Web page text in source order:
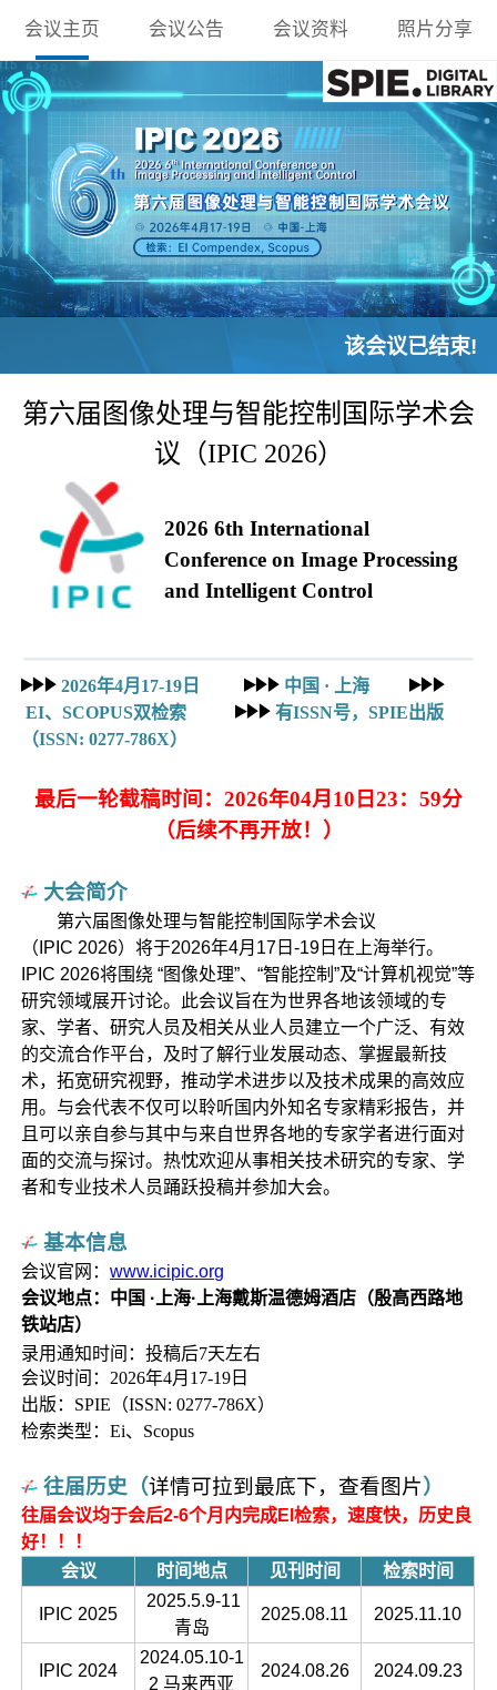
会议主页 会议公告 会议资料 照片分享
该会议已结束!
第六届图像处理与智能控制国际学术会
议（IPIC 2026）
2026 6th International
Conference on Image Processing
and Intelligent Control
2026年4月17-19日 中国 · 上海
EI、SCOPUS双检索
有ISSN号，SPIE出版
（ISSN: 0277-786X）
最后一轮截稿时间：2026年04月10日23：59分
（后续不再开放！）
大会简介
第六届图像处理与智能控制国际学术会议
（IPIC 2026）将于2026年4月17日-19日在上海举行。
IPIC 2026将围绕 “图像处理”、“智能控制”及“计算机视觉”等
研究领域展开讨论。此会议旨在为世界各地该领域的专
家、学者、研究人员及相关从业人员建立一个广泛、有效
的交流合作平台，及时了解行业发展动态、掌握最新技
术，拓宽研究视野，推动学术进步以及技术成果的高效应
用。与会代表不仅可以聆听国内外知名专家精彩报告，并
且可以亲自参与其中与来自世界各地的专家学者进行面对
面的交流与探讨。热忱欢迎从事相关技术研究的专家、学
者和专业技术人员踊跃投稿并参加大会。
基本信息
会议官网：www.icipic.org
会议地点：中国 ·上海·上海戴斯温德姆酒店（殷高西路地
铁站店）
录用通知时间：投稿后7天左右
会议时间：2026年4月17-19日
出版：SPIE（ISSN: 0277-786X）
检索类型：Ei、Scopus
往届历史（详情可拉到最底下，查看图片）
往届会议均于会后2-6个月内完成EI检索，速度快，历史良
好！！！
会议
时间地点 见刊时间 检索时间
IPIC 2025
2025.5.9-11
青岛
2025.08.11 2025.11.10
IPIC 2024
2024.05.10-1
2 马来西亚
2024.08.26 2024.09.23